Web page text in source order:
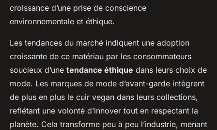
croissance d’une prise de conscience
environnementale et éthique.
Les tendances du marché indiquent une adoption
croissante de ce matériau par les consommateurs
soucieux d’une tendance éthique dans leurs choix de
mode. Les marques de mode d’avant-garde intègrent
de plus en plus le cuir vegan dans leurs collections,
reflétant une volonté d’innover tout en respectant la
planète. Cela transforme peu à peu l’industrie, menant